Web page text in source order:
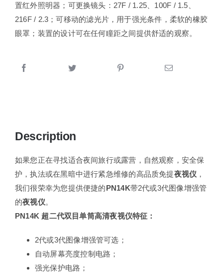
置红外照明器；可更换镜头：27F / 1.25、100F / 1.5、
216F / 2.3；可移动的滤光片，用于强光条件，柔软的橡胶
眼罩；装置的设计可在任何瞳距之间提供舒适的观察。
Description
如果您正在寻找适合夜间旅行或露营，自然观察，安全保
护，执法或在黑暗中进行紧急维修的高品质免提夜视仪 ，
我们很荣幸为您提供便捷的PN14K带2代或3代图像增强管
的夜视仪。
PN14K 超二代双目单筒高清夜视仪特征：
2代或3代图像增强管可选；
自动屏幕亮度控制电路；
强光保护电路；